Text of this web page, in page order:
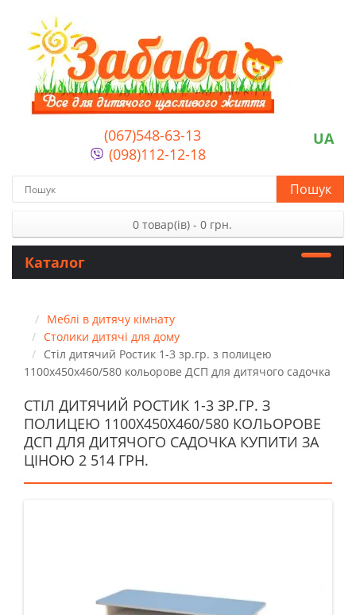
(067)548-63-13
(098)112-12-18
UA
Пошук
0 товар(ів) - 0 грн.
Каталог
Меблі в дитячу кімнату
Столики дитячі для дому
Стіл дитячий Ростик 1-3 зр.гр. з полицею
1100х450х460/580 кольорове ДСП для дитячого садочка
СТІЛ ДИТЯЧИЙ РОСТИК 1-3 ЗР.ГР. З
ПОЛИЦЕЮ 1100Х450Х460/580 КОЛЬОРОВЕ
ДСП ДЛЯ ДИТЯЧОГО САДОЧКА КУПИТИ ЗА
ЦІНОЮ 2 514 ГРН.